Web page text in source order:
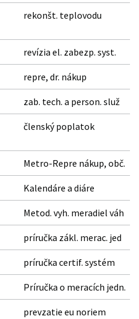
rekonšt. teplovodu
revízia el. zabezp. syst.
repre, dr. nákup
zab. tech. a person. služ
členský poplatok
Metro-Repre nákup, obč.
Kalendáre a diáre
Metod. vyh. meradiel váh
príručka zákl. merac. jed
príručka certif. systém
Príručka o meracích jedn.
prevzatie eu noriem